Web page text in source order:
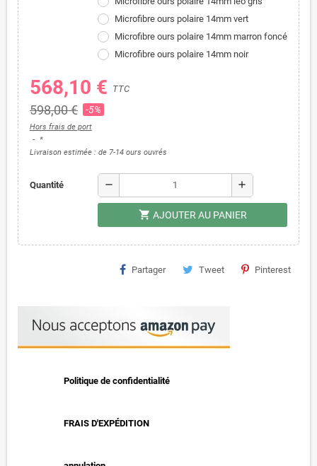
Microfibre ours polaire 14mm vert
Microfibre ours polaire 14mm marron foncé
Microfibre ours polaire 14mm noir
568,10 € TTC
598,00 € -5%
Hors frais de port
*
Livraison estimée : de 7-14 ours ouvrés
Quantité remove add
shopping_cart AJOUTER AU PANIER
Partager Tweet Pinterest
Politique de confidentialité
FRAIS D'EXPÉDITION